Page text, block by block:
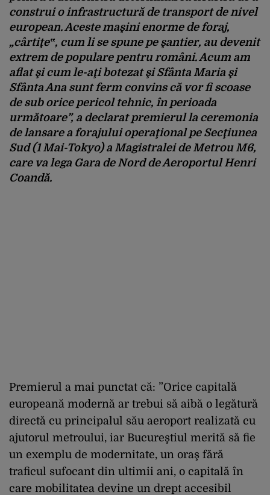
construi o infrastructură de transport de nivel
european. Aceste maşini enorme de foraj,
„cârtiţe‟, cum li se spune pe şantier, au devenit
extrem de populare pentru români. Acum am
aflat şi cum le-aţi botezat şi Sfânta Maria şi
Sfânta Ana sunt ferm convins că vor fi scoase
de sub orice pericol tehnic, în perioada
următoare”, a declarat premierul la ceremonia
de lansare a forajului operaţional pe Secţiunea
Sud (1 Mai-Tokyo) a Magistralei de Metrou M6,
care va lega Gara de Nord de Aeroportul Henri
Coandă.
Premierul a mai punctat că: ”Orice capitală
europeană modernă ar trebui să aibă o legătură
directă cu principalul său aeroport realizată cu
ajutorul metroului, iar Bucureştiul merită să fie
un exemplu de modernitate, un oraş fără
traficul sufocant din ultimii ani, o capitală în
care mobilitatea devine un drept accesibil